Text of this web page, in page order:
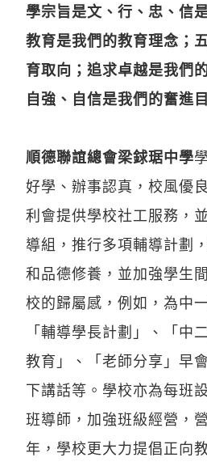
學宗旨是文、行、忠、信
教育是我們的教育理念；
育取向；追求卓越是我們
自強、自信是我們的奮進
順德聯誼總會梁銶琚中學
好學、辦事認真，校風優
利會提供學校社工服務，
導組，推行多項輔導計劃
和品德修養，並加強學生
校的歸屬感，例如，為中
「輔導學長計劃」、「中
教育」、「老師分享」早
下講話等。學校亦為每班
班導師，加強班級經營，
年，學校更大力提倡正向